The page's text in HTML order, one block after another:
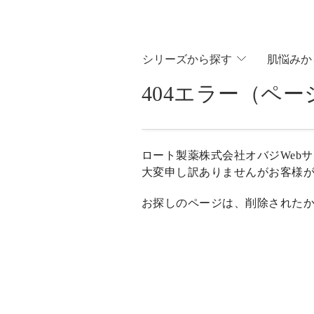
シリ ーズから探す 肌悩みか
404エラー（ペ
ロート製薬株式会社オバジWeb
大変申し訳ありませんがお客様
お探しのページは、削除された